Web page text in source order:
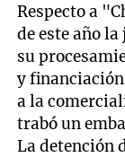
Respecto a
de este año
su
y
a la
trabó un
La detención